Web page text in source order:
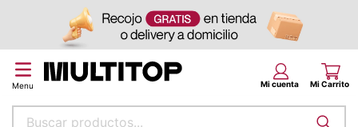
Buscar productos...